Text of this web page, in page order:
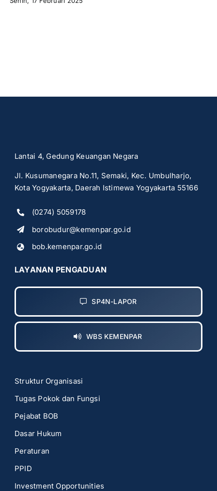
Lantai 4, Gedung Keuangan Negara
Jl. Kusumanegara No.11, Semaki, Kec. Umbulharjo,
Kota Yogyakarta, Daerah Istimewa Yogyakarta 55166
(0274) 5059178
borobudur@kemenpar.go.id
bob.kemenpar.go.id
LAYANAN PENGADUAN
SP4N-LAPOR
WBS KEMENPAR
Struktur Organisasi
Tugas Pokok dan Fungsi
Pejabat BOB
Dasar Hukum
Peraturan
PPID
Investment Opportunities